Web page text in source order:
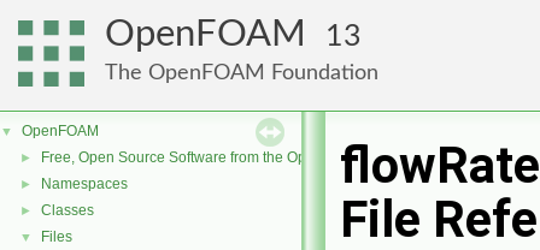
OpenFOAM 13
The OpenFOAM Foundation
▼ OpenFOAM
► Free, Open Source Software from the OpenFOAM Foundation
► Namespaces
► Classes
▼ Files
File